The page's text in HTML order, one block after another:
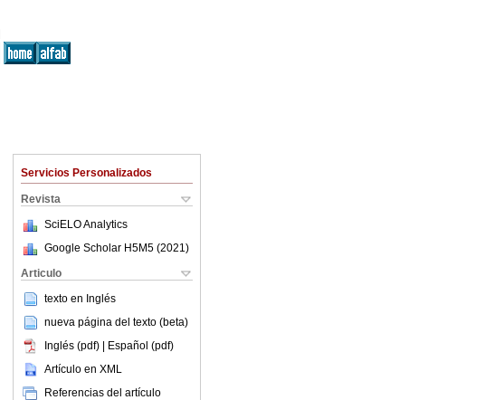
Servicios Personalizados
Revista
SciELO Analytics
Google Scholar H5M5 (2021 )
Articulo
texto en Inglés
nueva página del texto (beta)
Inglés (pdf) | Español (pdf)
Artículo en XML
Referencias del artículo